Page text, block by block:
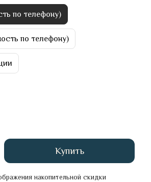
по телефону)
по телефону)
Купить
накопительной скидки